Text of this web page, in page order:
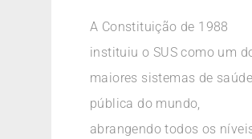
A Constituição de 1988
instituiu o SUS como um
maiores sistemas de saúde
pública do mundo,
abrangendo todos os